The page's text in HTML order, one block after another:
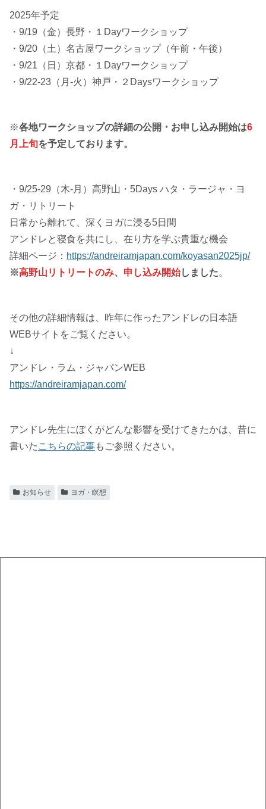
2025年予定
・9/19（金）長野・１Dayワークショップ
・9/20（土）名古屋ワークショップ（午前・午後）
・9/21（日）京都・１Dayワークショップ
・9/22-23（月-火）神戸・２Daysワークショップ
※各地ワークショップの詳細の公開・お申し込み開始は6
月上旬を予定しております。
・9/25-29（木-月）高野山・5Days ハタ・ラージャ・ヨ
ガ・リトリート
日常から離れて、深くヨガに浸る5日間
アンドレと寝食を共にし、在り方を学ぶ貴重な機会
詳細ページ： https://andreiramjapan.com/koyasan2025jp/
※高野山リトリートのみ、申し込み開始しました。
その他の詳細情報は、昨年に作ったアンドレの日本語
WEBサイトをご覧ください。
↓
アンドレ・ラム・ジャパンWEB
https://andreiramjapan.com/
アンドレ先生にぼくがどんな影響を受けてきたかは、昔に
書いた こちらの記事もご参照ください。
お知らせ ヨガ・瞑想